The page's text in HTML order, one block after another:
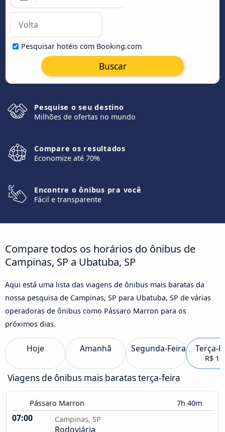
Pesquisar hotéis com Booking.com
Buscar
Pesquise o seu destino
Milhões de ofertas no mundo
Compare os resultados
Economize até 70%
Encontre o ônibus pra você
Fácil e transparente
Compare todos os horários do ônibus de
Campinas, SP a Ubatuba, SP
Aqui está uma lista das viagens de ônibus mais baratas da
nossa pesquisa de Campinas, SP para Ubatuba, SP de várias
operadoras de ônibus como Pássaro Marron para os
próximos dias.
Hoje Amanhã Segunda-Feira Terça-
R$
Viagens de ônibus mais baratas terça-feira
Pássaro Marron 7h 40m
07:00 Campinas, SP
Rodoviária